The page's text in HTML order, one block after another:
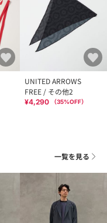
UNITED ARROWS
FREE / その他2
¥4,290 （35%OFF）
一覧を見る